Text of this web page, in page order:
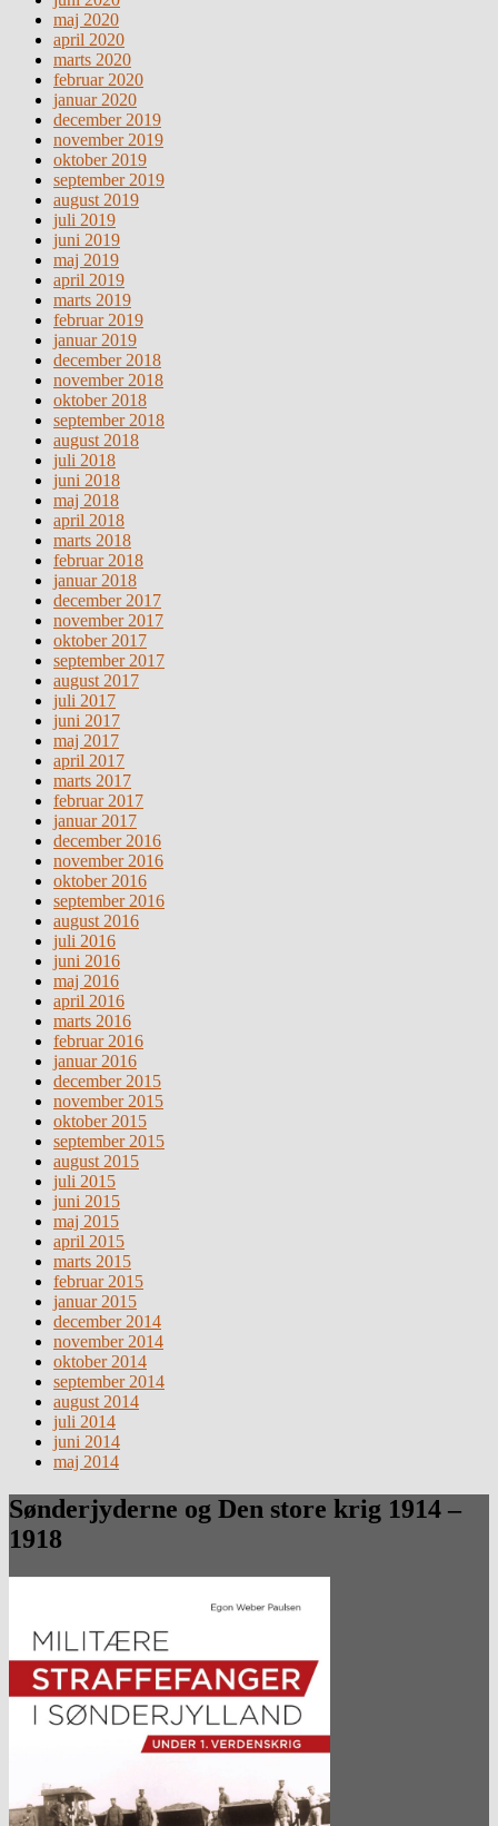
maj 2020
april 2020
marts 2020
februar 2020
januar 2020
december 2019
november 2019
oktober 2019
september 2019
august 2019
juli 2019
juni 2019
maj 2019
april 2019
marts 2019
februar 2019
januar 2019
december 2018
november 2018
oktober 2018
september 2018
august 2018
juli 2018
juni 2018
maj 2018
april 2018
marts 2018
februar 2018
januar 2018
december 2017
november 2017
oktober 2017
september 2017
august 2017
juli 2017
juni 2017
maj 2017
april 2017
marts 2017
februar 2017
januar 2017
december 2016
november 2016
oktober 2016
september 2016
august 2016
juli 2016
juni 2016
maj 2016
april 2016
marts 2016
februar 2016
januar 2016
december 2015
november 2015
oktober 2015
september 2015
august 2015
juli 2015
juni 2015
maj 2015
april 2015
marts 2015
februar 2015
januar 2015
december 2014
november 2014
oktober 2014
september 2014
august 2014
juli 2014
juni 2014
maj 2014
Sønderjyderne og Den store krig 1914 –
1918